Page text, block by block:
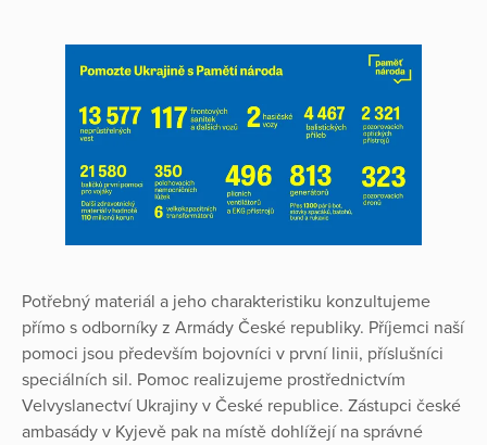
Potřebný materiál a jeho charakteristiku konzultujeme
přímo s odborníky z Armády České republiky. Příjemci naší
pomoci jsou především bojovníci v první linii, příslušníci
speciálních sil. Pomoc realizujeme prostřednictvím
Velvyslanectví Ukrajiny v České republice. Zástupci české
ambasády v Kyjevě pak na místě dohlížejí na správné